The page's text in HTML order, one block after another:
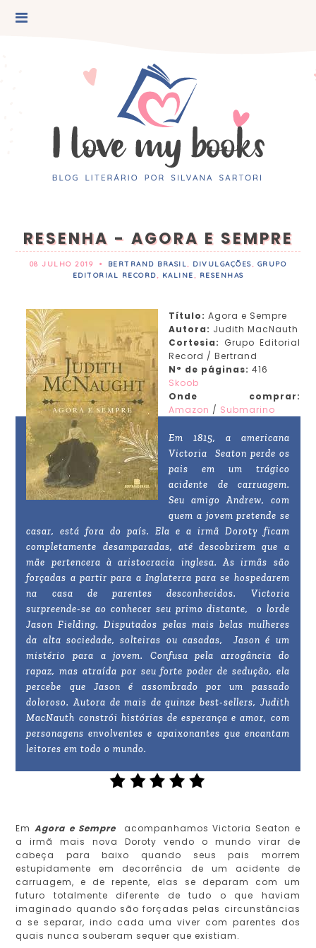
RESENHA - AGORA E SEMPRE
08 JULHO 2019 • BERTRAND BRASIL, DIVULGAÇÕES, GRUPO
EDITORIAL RECORD, KALINE, RESENHAS
Título:Agora e Sempre
Autora: Judith MacNauth
Cortesia: Grupo Editorial
Record / Bertrand
N° de páginas: 416
Skoob
Onde comprar:
Amazon / Submarino
Em 1815, a americana
Victoria Seaton perde os
pais em um trágico
acidente de carruagem.
Seu amigo Andrew, com
quem a jovem pretende se
casar, está fora do país. Ela e a irmã Doroty ficam
completamente desamparadas, até descobrirem que a
mãe pertencera à aristocracia inglesa. As irmãs são
forçadas a partir para a Inglaterra para se hospedarem
na casa de parentes desconhecidos. Victoria
surpreende-se ao conhecer seu primo distante, o lorde
Jason Fielding. Disputados pelas mais belas mulheres
da alta sociedade, solteiras ou casadas, Jason é um
mistério para a jovem. Confusa pela arrogância do
rapaz, mas atraída por seu forte poder de sedução, ela
percebe que Jason é assombrado por um passado
doloroso. Autora de mais de quinze best-sellers, Judith
MacNauth constrói histórias de esperança e amor, com
personagens envolventes e apaixonantes que encantam
leitores em todo o mundo.
EmAgora e Sempre acompanhamos Victoria Seaton e
a irmã mais nova Doroty vendo o mundo virar de
cabeça para baixo quando seus pais morrem
estupidamente em decorrência de um acidente de
carruagem, e de repente, elas se deparam com um
futuro totalmente diferente de tudo o que haviam
imaginado quando são forçadas pelas circunstâncias
a se separar, indo cada uma viver com parentes dos
quais nunca souberam sequer que existiam.